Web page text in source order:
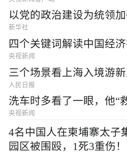
以党的政治建设为统领
新华社
四个关键词解读中国经
央视新闻
三个场景看上海入境游
人民日报
洗车时多看了一眼，他“
央视新闻
4名中国人在柬埔寨太子
园区被围殴，1死3重伤